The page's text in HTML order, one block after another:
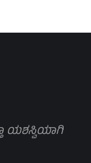
ಯಶಸ್ವಿಯಾಗಿ